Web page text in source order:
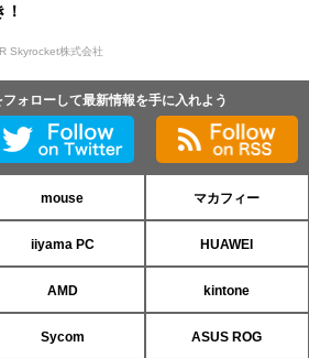
！
Skyrocket株式会社
ォローして最新情報を手に入れよう
mouse マカフィー
iiyama PC HUAWEI
AMD kintone
Sycom ASUS ROG